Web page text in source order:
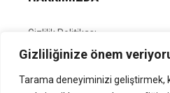
Gizliliğinize önem
Tarama deneyiminizi geliştirmek,
Gizlilik Politikası
GÖNÜLLÜ EDİTÖRÜMÜZ OL